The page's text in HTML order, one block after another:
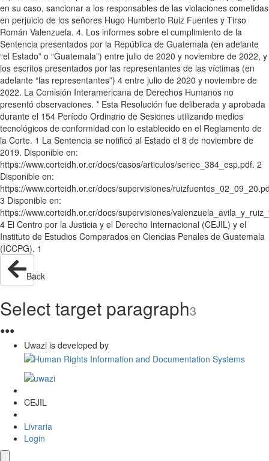
en su caso, sancionar a los responsables de las violaciones cometidas
en perjuicio de los señores Hugo Humberto Ruiz Fuentes y Tirso
Román Valenzuela. 4. Los informes sobre el cumplimiento de la
Sentencia presentados por la República de Guatemala (en adelante
“el Estado” o “Guatemala”) entre julio de 2020 y noviembre de 2022, y
los escritos presentados por las representantes de las víctimas (en
adelante “las representantes”) 4 entre julio de 2020 y noviembre de
2022. La Comisión Interamericana de Derechos Humanos no
presentó observaciones. * Esta Resolución fue deliberada y aprobada
durante el 154 Período Ordinario de Sesiones utilizando medios
tecnológicos de conformidad con lo establecido en el Reglamento de
la Corte. 1 La Sentencia se notificó al Estado el 8 de noviembre de
2019. Disponible en:
https://www.corteidh.or.cr/docs/casos/articulos/seriec_384_esp.pdf. 2
Disponible en:
https://www.corteidh.or.cr/docs/supervisiones/
3 Disponible en:
https://www.corteidh.or.cr/docs/supervisiones/
4 El Centro por la Justicia y el Derecho Internacional (CEJIL) y el
Instituto de Estudios Comparados en Ciencias Penales de Guatemala
(ICCPG). 1
Back
Select target paragraph3
●●●
Uwazi is developed by
CEJIL
Livraria
Login